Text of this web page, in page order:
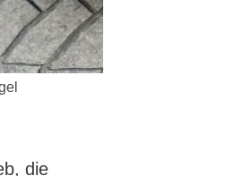
die